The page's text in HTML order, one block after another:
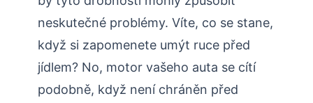
neskutečné problémy. Víte, co se stane,
když si zapomenete umýt ruce před
jídlem? No, motor vašeho auta se cítí
podobně, když není chráněn před